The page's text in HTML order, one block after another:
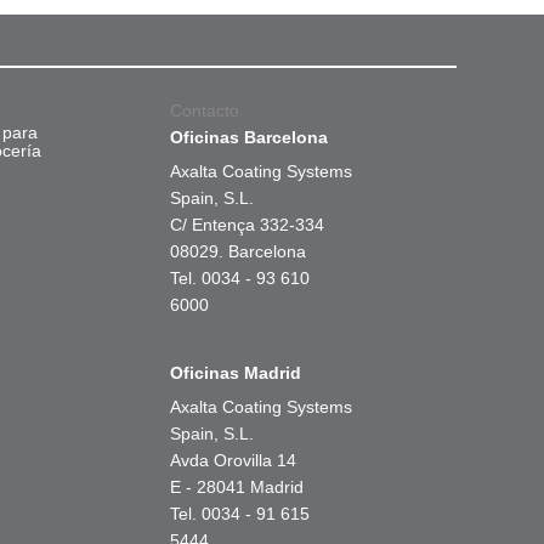
Contacto
Oficinas Barcelona
Axalta Coating Systems
Spain, S.L.
C/ Entença 332-334
08029. Barcelona
Tel. 0034 - 93 610
6000
Oficinas Madrid
Axalta Coating Systems
Spain, S.L.
Avda Orovilla 14
E - 28041 Madrid
Tel. 0034 - 91 615